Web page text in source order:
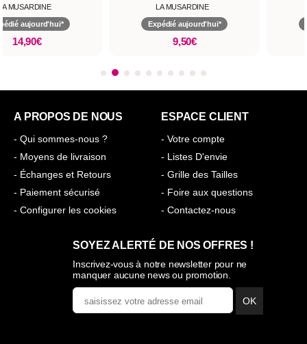
MUSARDINE
aujourd'hui*
14,90€
LA MUSARDINE
Expédié aujourd'hui*
9,50€
A PROPOS DE NOUS
- Qui sommes-nous ?
- Moyens de livraison
- Échanges et Retours
- Paiement sécurisé
- Configurer les cookies
ESPACE CLIENT
- Votre compte
- Listes D'envie
- Grille des Tailles
- Foire aux questions
- Contactez-nous
SOYEZ ALERTÉ DE NOS OFFRES !
Inscrivez-vous à notre newsletter pour ne
manquer aucune news ou promotion.
OK